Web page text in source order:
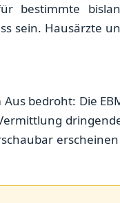
bestimmte
sein. Hausärzte
bedroht: Die
erscheinen